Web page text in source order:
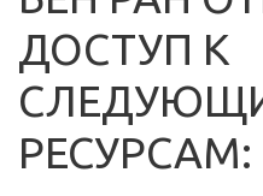
ДОСТУП К
РЕСУРСАМ: